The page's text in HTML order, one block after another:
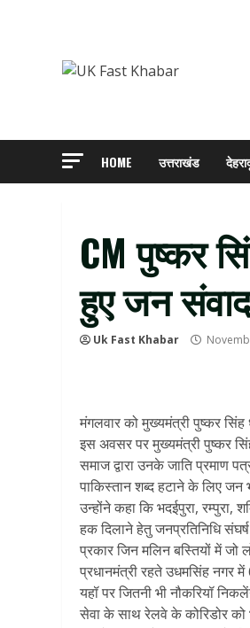
HOME उत्तराखंड
CM पुष्कर
हुए जन
Uk Fast Khabar
मंगलवार को मुख्यमंत्री पुष्कर
इस अवसर पर मुख्यमंत्री पुष्कर
समाज द्वारा उनके जाति प्रमाण
पाकिस्तान शब्द हटाने के लिए जन
उन्होंने कहा कि भदईपुरा,
हक दिलाने हेतु जनप्रतिनिधि
प्रकार जिन मलिन बस्तियों में
प्रधानमंत्री रहते उधमसिंह नगर
यहॉ पर जितनी भी नौकरियॉ
सेवा के साथ रेलवे के कोरिडोर को